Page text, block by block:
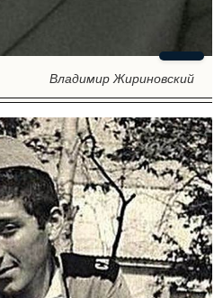
Владимир Жириновский